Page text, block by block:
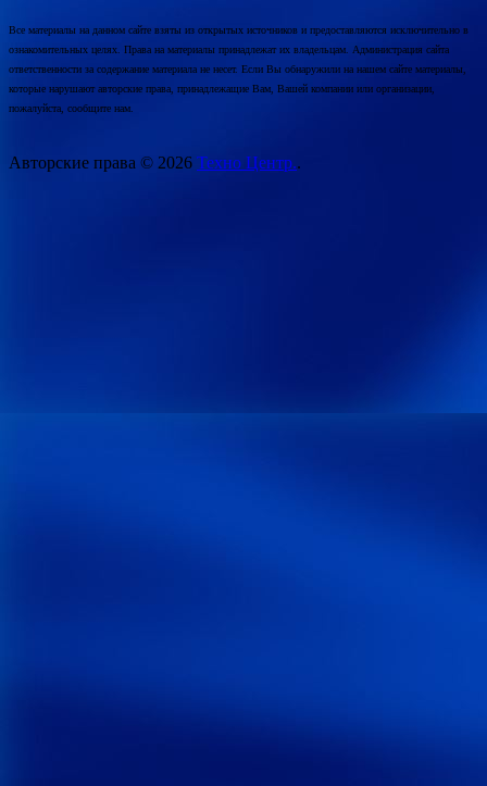
Все материалы на данном сайте взяты из открытых источников и предоставляются исключительно в
ознакомительных целях. Права на материалы принадлежат их владельцам. Администрация сайта
ответственности за содержание материала не несет. Если Вы обнаружили на нашем сайте материалы,
которые нарушают авторские права, принадлежащие Вам, Вашей компании или организации,
пожалуйста, сообщите нам.
Авторские права © 2026 Техно Центр..